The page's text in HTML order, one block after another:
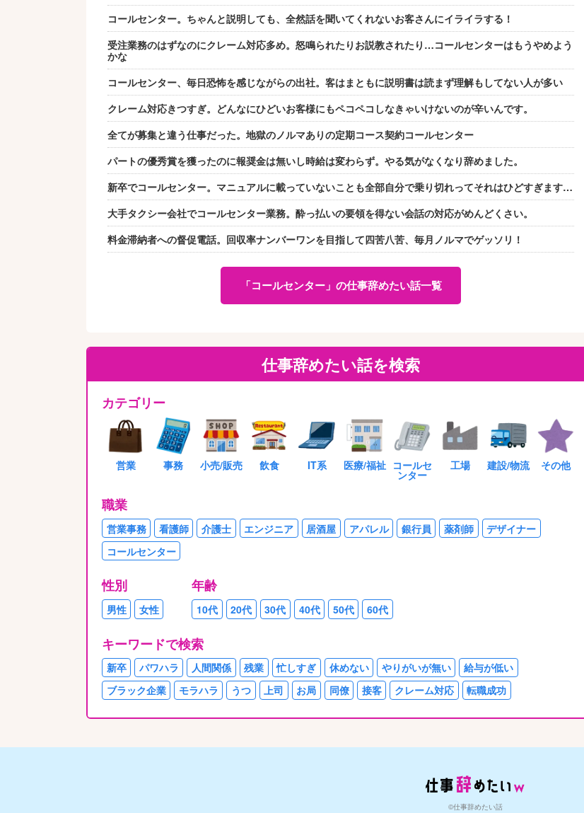
コールセンター。ちゃんと説明しても、全然話を聞いてくれないお客さんにイライラする！
受注業務のはずなのにクレーム対応多め。怒鳴られたりお説教されたり…コールセンターはもうやめよう
かな
コールセンター、毎日恐怖を感じながらの出社。客はまともに説明書は読まず理解もしてない人が多い
クレーム対応きつすぎ。どんなにひどいお客様にもペコペコしなきゃいけないのが辛いんです。
全てが募集と違う仕事だった。地獄のノルマありの定期コース契約コールセンター
パートの優秀賞を獲ったのに報奨金は無いし時給は変わらず。やる気がなくなり辞めました。
新卒でコールセンター。マニュアルに載っていないことも全部自分で乗り切れってそれはひどすぎます…
大手タクシー会社でコールセンター業務。酔っ払いの要領を得ない会話の対応がめんどくさい。
料金滞納者への督促電話。回収率ナンバーワンを目指して四苦八苦、毎月ノルマでゲッソリ！
「コールセンター」の仕事辞めたい話一覧
仕事辞めたい話を検索
カテゴリー
営業 事務 小売/販売 飲食 IT系 医療/福祉 コールセ
ンター
工場 建設/物流 その他
職業
営業事務 看護師 介護士 エンジニア 居酒屋 アパレル 銀行員 薬剤師
デザイナー
コールセンター
性別
男性 女性
年齢
10代 20代 30代 40代 50代 60代
キーワードで検索
新卒 パワハラ 人間関係 残業 忙しすぎ 休めない やりがいが無い
給与が低い
ブラック企業
モラハラ うつ 上司 お局 同僚 接客 クレーム対応 転職成功
©仕事辞めたい話